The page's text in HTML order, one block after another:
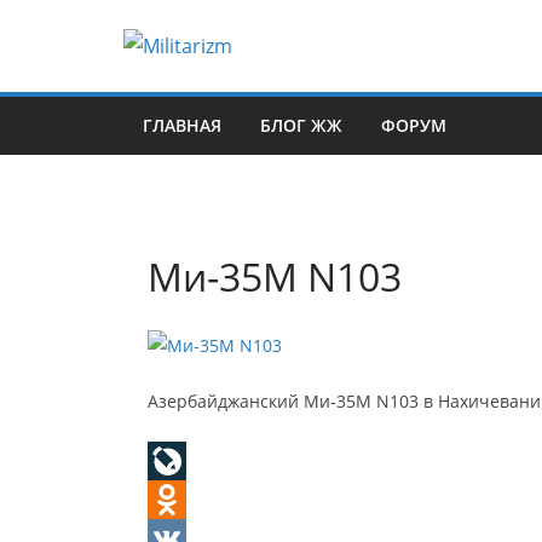
ГЛАВНАЯ БЛОГ ЖЖ ФОРУМ
Ми-35М N103
Азербайджанский Ми-35М N103 в Нахичевани